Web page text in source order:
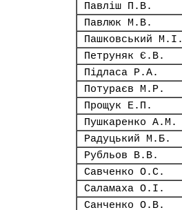
Павліш П.В.
Павлюк М.В.
Пашковський М.І.
Петруняк Є.В.
Підласа Р.А.
Потураєв М.Р.
Прощук Е.П.
Пушкаренко А.М.
Радуцький М.Б.
Рубльов В.В.
Савченко О.С.
Саламаха О.І.
Санченко О.В.